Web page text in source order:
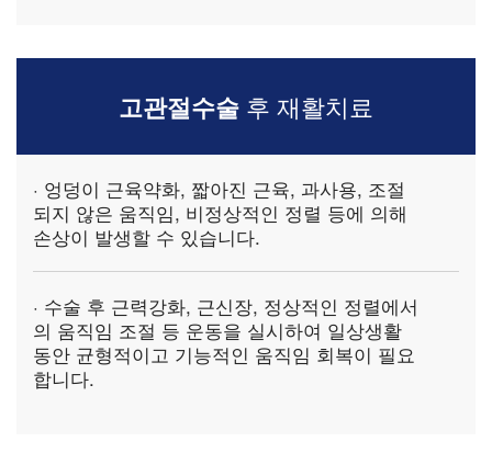
고관절수술 후 재활치료
· 엉덩이 근육약화, 짧아진 근육, 과사용, 조절
되지 않은 움직임, 비정상적인 정렬 등에 의해
손상이 발생할 수 있습니다.
· 수술 후 근력강화, 근신장, 정상적인 정렬에서
의 움직임 조절 등 운동을 실시하여 일상생활
동안 균형적이고 기능적인 움직임 회복이 필요
합니다.